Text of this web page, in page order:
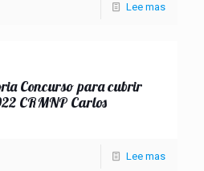
Lee mas
Concurso para cubrir
CRMNP Carlos
Lee mas